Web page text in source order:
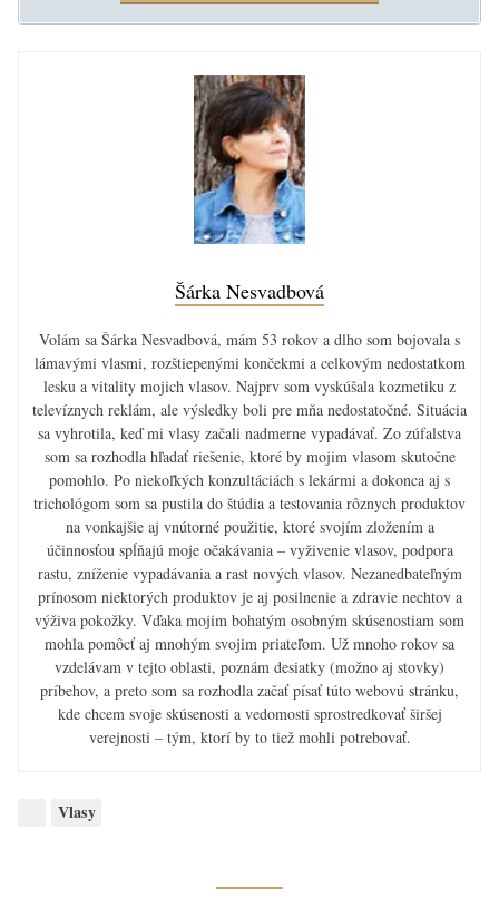
Šárka Nesvadbová
Volám sa Šárka Nesvadbová, mám 53 rokov a dlho som bojovala s
lámavými vlasmi, rozštiepenými končekmi a celkovým nedostatkom
lesku a vitality mojich vlasov. Najprv som vyskúšala kozmetiku z
televíznych reklám, ale výsledky boli pre mňa nedostatočné. Situácia
sa vyhrotila, keď mi vlasy začali nadmerne vypadávať. Zo zúfalstva
som sa rozhodla hľadať riešenie, ktoré by mojim vlasom skutočne
pomohlo. Po niekoľkých konzultáciách s lekármi a dokonca aj s
trichológom som sa pustila do štúdia a testovania rôznych produktov
na vonkajšie aj vnútorné použitie, ktoré svojím zložením a
účinnosťou spĺňajú moje očakávania – vyživenie vlasov, podpora
rastu, zníženie vypadávania a rast nových vlasov. Nezanedbateľným
prínosom niektorých produktov je aj posilnenie a zdravie nechtov a
výživa pokožky. Vďaka mojim bohatým osobným skúsenostiam som
mohla pomôcť aj mnohým svojim priateľom. Už mnoho rokov sa
vzdelávam v tejto oblasti, poznám desiatky (možno aj stovky)
príbehov, a preto som sa rozhodla začať písať túto webovú stránku,
kde chcem svoje skúsenosti a vedomosti sprostredkovať širšej
verejnosti – tým, ktorí by to tiež mohli potrebovať.
Vlasy